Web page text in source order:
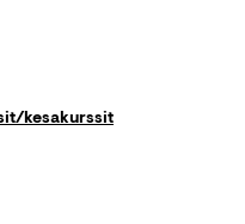
kesakurssit